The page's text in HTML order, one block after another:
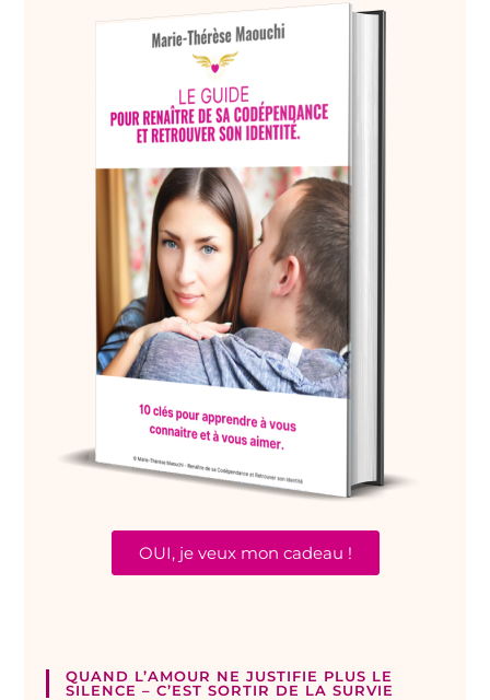
OUI, je veux mon cadeau !
QUAND L’AMOUR NE JUSTIFIE PLUS LE
SILENCE – C’EST SORTIR DE LA SURVIE